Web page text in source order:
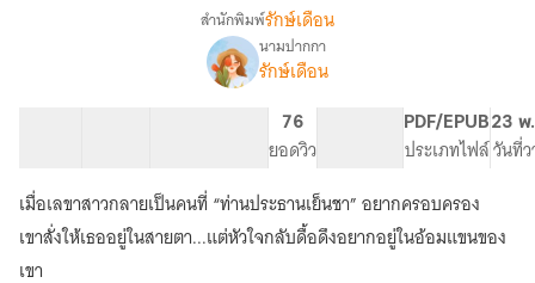
เรื่อง
เลขา
คน
ผม
จอง
สำนักพิมพ์รักษ์เดือน
นามปากกา
รักษ์เดือน
76
ยอดวิว
PDF/EPUB
ประเภทไฟล์
23 พ
วันที่
เมื่อเลขาสาวกลายเป็นคนที่ “ท่านประธานเย็นชา” อยากครอบครอง
เขาสั่งให้เธออยู่ในสายตา...แต่หัวใจกลับดื้อดึงอยากอยู่ในอ้อมแขนของ